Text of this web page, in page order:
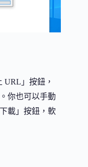
URL」按鈕，
你也可以手動
載」按鈕，軟